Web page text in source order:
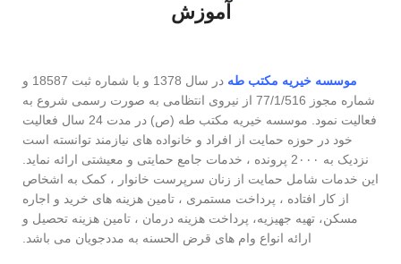
آموزش
موسسه خیریه مکتب طه
در سال 1378 و با شماره ثبت 18587 و
شماره مجوز 77/1/516 از نیروی انتظامی به صورت رسمی شروع به
فعالیت نمود. موسسه خیریه مکتب طه (ص) در مدت 24 سال فعالیت
خود در حوزه حمایت از افراد و خانواده های نیازمند توانسته است
نزدیک به 2۰۰۰ پرونده ، خدمات جامع حمایتی و معیشتی ارائه نماید.
این خدمات شامل حمایت از زنان سرپرست خانوار ، کمک به اشخاص
از کار افتاده ، پرداخت مستمری ، تامین هزینه های خرید و اجاره
مسکن، تهیه جهیزیه، پرداخت هزینه درمان ، تامین هزینه تحصیل و
ارائه انواع وام های قرض الحسنه به مددجویان می باشد.